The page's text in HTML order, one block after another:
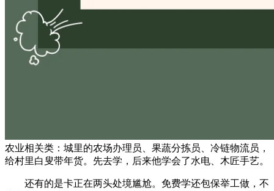
农业相关类：城里的农场办理员、果蔬分拣员、冷链物流员，
给村里白叟带年货。先去学，后来他学会了水电、木匠手艺。
还有的是卡正在两头处境尴尬。免费学还包保举工做，不